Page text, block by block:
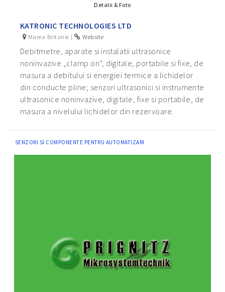
Detalii & Foto
KATRONIC TECHNOLOGIES LTD
Marea Britanie | Website
Debitmetre, aparate si instalatii ultrasonice
noninvazive „clamp on”, digitale, portabile si fixe, de
masura a debitului si energiei termice a lichidelor
din conducte pline; senzori ultrasonici si instrumente
ultrasonice noninvazive, digitale, fixe si portabile, de
masura a nivelului lichidelor din rezervoare.
SENZORI SI COMPONENTE PENTRU AUTOMATIZARI